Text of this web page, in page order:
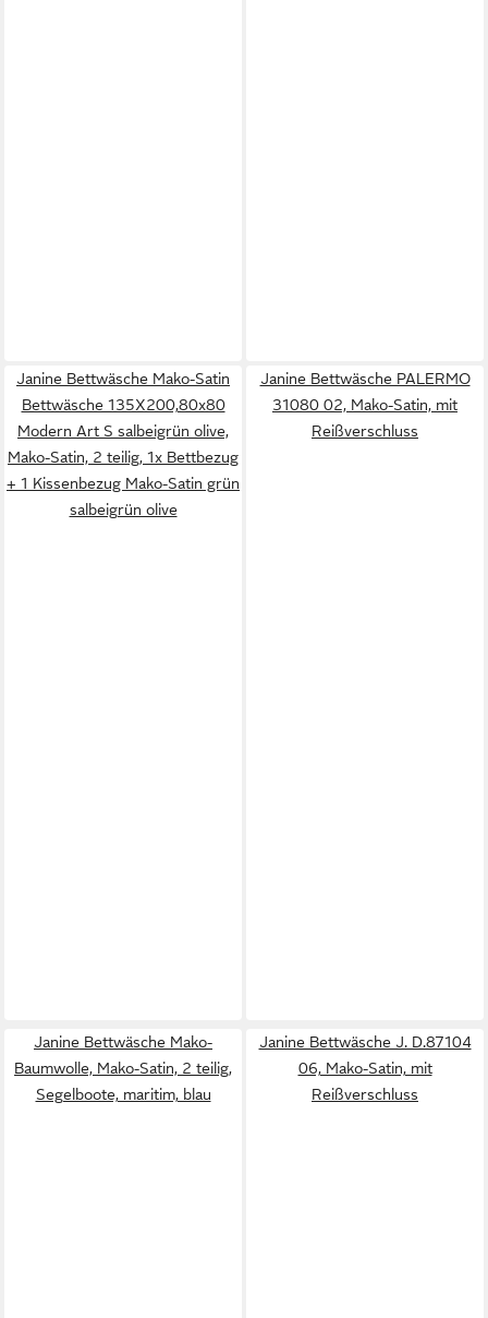
Janine Bettwäsche Mako-Satin
Bettwäsche 135X200,80x80
Modern Art S salbeigrün olive,
Mako-Satin, 2 teilig, 1x Bettbezug
+ 1 Kissenbezug Mako-Satin grün
salbeigrün olive
Janine Bettwäsche PALERMO
31080 02, Mako-Satin, mit
Reißverschluss
Janine Bettwäsche Mako-
Baumwolle, Mako-Satin, 2 teilig,
Segelboote, maritim, blau
Janine Bettwäsche J. D.87104
06, Mako-Satin, mit
Reißverschluss